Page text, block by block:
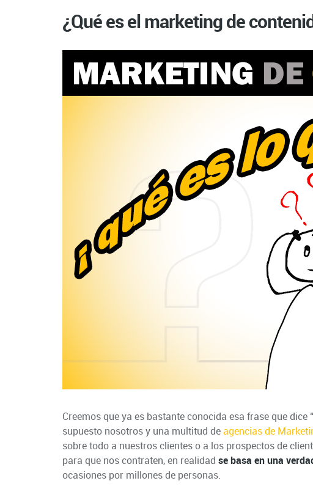
¿Qué es el marketing de
Creemos que ya es bastante conocida esa frase que dice
supuesto nosotros y una multitud deagencias de
sobre todo a nuestros clientes o a los prospectos de
para que nos contraten, en realidad se basa en una
ocasiones por millones de personas.